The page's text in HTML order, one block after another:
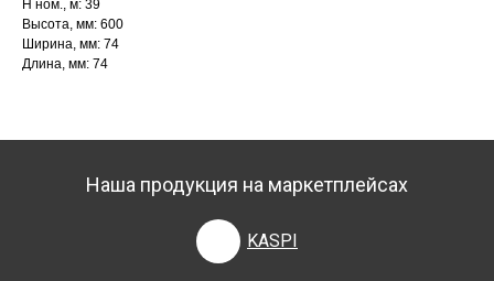
H ном., м: 39
Высота, мм: 600
Ширина, мм: 74
Длина, мм: 74
Наша продукция на маркетплейсах
KASPI